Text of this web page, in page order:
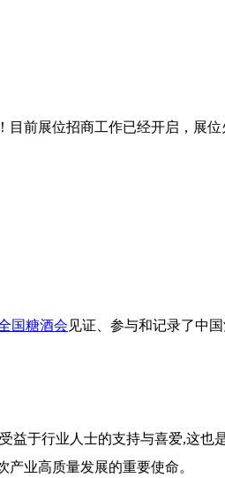
目前展位招商工作已经开启，展
国糖酒会 见证、参与和记录了中
益于行业人士的支持与喜爱,这也
业高质量发展的重要使命。